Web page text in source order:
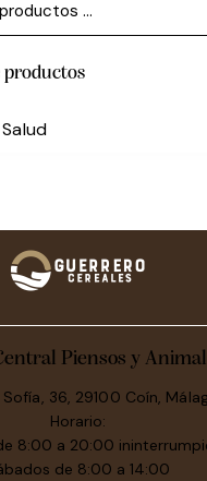
productos
Piensos y
Sofía, 36, 29100 Coín,
Horario:
8:00 a 20:00
de 8:00 a 14:00